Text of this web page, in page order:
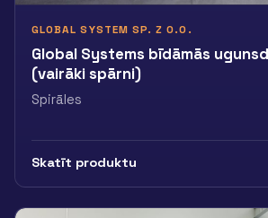
GLOBAL SYSTEM SP. Z O.O.
Global Systems bīdāmās
(vairāki spārni)
Spirāles
Skatīt produktu